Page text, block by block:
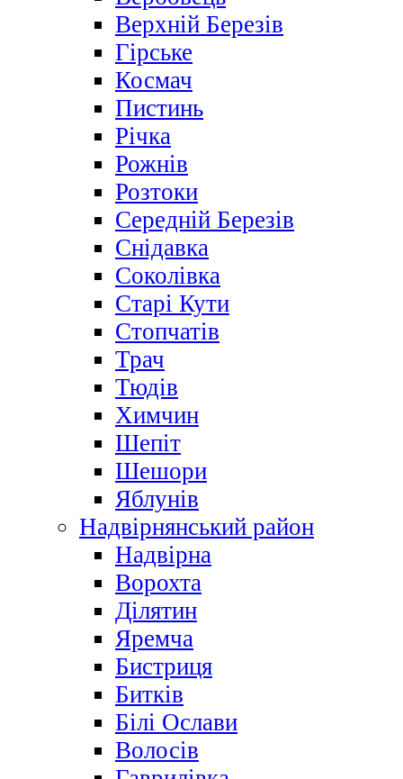
Верхній Березів
Гірське
Космач
Пистинь
Річка
Рожнів
Розтоки
Середній Березів
Снідавка
Соколівка
Старі Кути
Стопчатів
Трач
Тюдів
Химчин
Шепіт
Шешори
Яблунів
Надвірнянський район
Надвірна
Ворохта
Ділятин
Яремча
Бистриця
Битків
Білі Ослави
Волосів